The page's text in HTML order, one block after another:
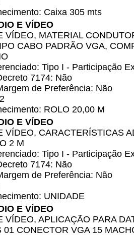
Caixa 305 mts
E VÍDEO
VÍDEO, MATERIAL
CABO PADRÃO VGA,
Tipo I - Participação
7174: Não
de Preferência: Não
ROLO 20,00 M
E VÍDEO
VÍDEO, CARACTERÍSTICAS
2 M
Tipo I - Participação
7174: Não
de Preferência: Não
UNIDADE
E VÍDEO
VÍDEO, APLICAÇÃO PARA
01 CONECTOR VGA 15